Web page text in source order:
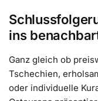
ins
Ganz gleich ob
Tschechien,
oder individuelle